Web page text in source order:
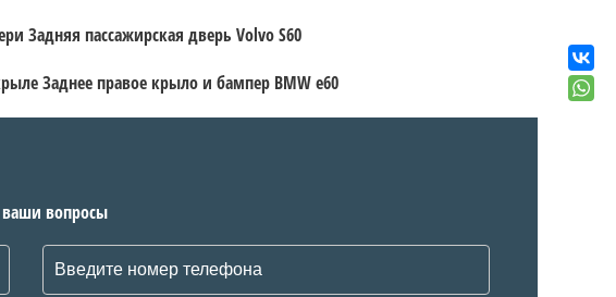
Задняя пассажирская дверь Volvo S60
Заднее правое крыло и бампер BMW e60
вопросы